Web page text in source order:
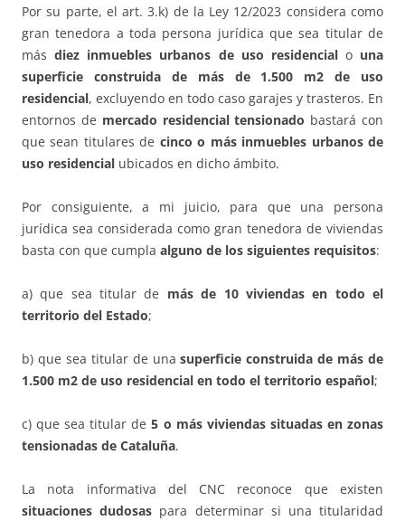
Por su parte, el art. 3.k) de la Ley 12/2023 considera como
gran tenedora a toda persona jurídica que sea titular de
másdiez inmuebles urbanos de uso residencialo una
superficie construida de más de 1.500 m2 de uso
residencial, excluyendo en todo caso garajes y trasteros. En
entornos de mercado residencial tensionado bastará con
que sean titulares de cinco o más inmuebles urbanos de
uso residencial ubicados en dicho ámbito.
Por consiguiente, a mi juicio, para que una persona
jurídica sea considerada como gran tenedora de viviendas
basta con que cumpla alguno de los siguientes requisitos:
a) que sea titular de más de 10 viviendas en todo el
territorio del Estado;
b) que sea titular de unasuperficie construida de más de
1.500 m2 de uso residencial en todo el territorio español;
c) que sea titular de5 o más viviendas situadas en zonas
tensionadas de Cataluña.
La nota informativa del CNC reconoce que existen
situaciones dudosas para determinar si una titularidad